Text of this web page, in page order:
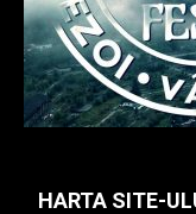
HARTA SITE-